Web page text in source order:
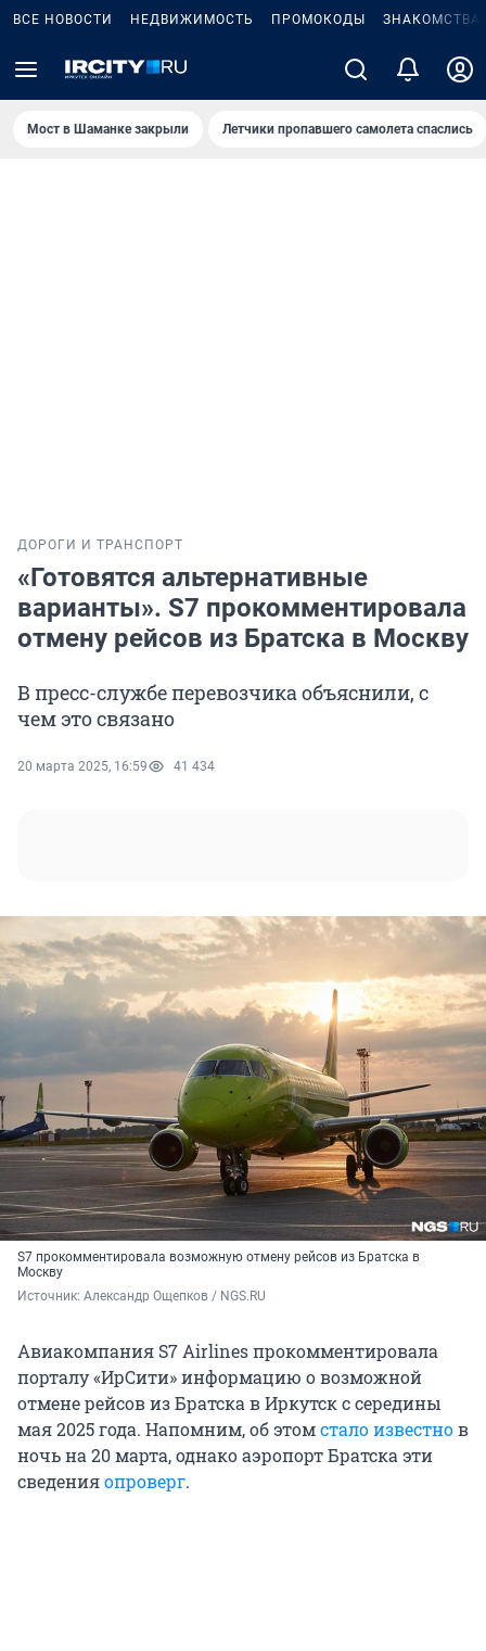
ВСЕ НОВОСТИ НЕДВИЖИМОСТЬ ПРОМОКОДЫ ЗНАКОМСТВА
Мост в Шаманке закрыли Летчики пропавшего самолета спаслись
ДОРОГИ И ТРАНСПОРТ
«Готовятся альтернативные
варианты». S7 прокомментировала
отмену рейсов из Братска в Москву
В пресс-службе перевозчика объяснили, с
чем это связано
20 марта 2025, 16:59 41 434
S7 прокомментировала возможную отмену рейсов из Братска в
Москву
Источник: Александр Ощепков / NGS.RU
Авиакомпания S7 Airlines прокомментировала
порталу «ИрСити» информацию о возможной
отмене рейсов из Братска в Иркутск с середины
мая 2025 года. Напомним, об этомстало известнов
ночь на 20 марта, однако аэропорт Братска эти
сведенияопроверг.